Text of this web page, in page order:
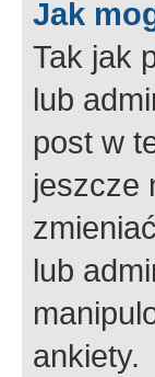
Jak
Tak jak
lub
post w
jeszcze
lub
ankiety.